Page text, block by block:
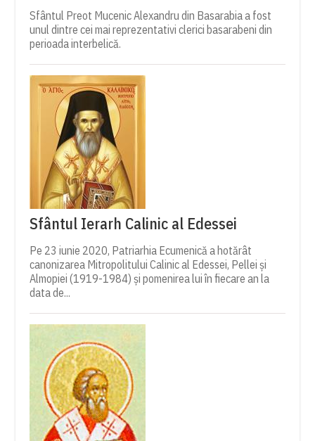
Sfântul Preot Mucenic Alexandru din Basarabia a fost
unul dintre cei mai reprezentativi clerici basarabeni din
perioada interbelică.
Sfântul Ierarh Calinic al Edessei
Pe 23 iunie 2020, Patriarhia Ecumenică a hotărât
canonizarea Mitropolitului Calinic al Edessei, Pellei și
Almopiei (1919-1984) și pomenirea lui în fiecare an la
data de...